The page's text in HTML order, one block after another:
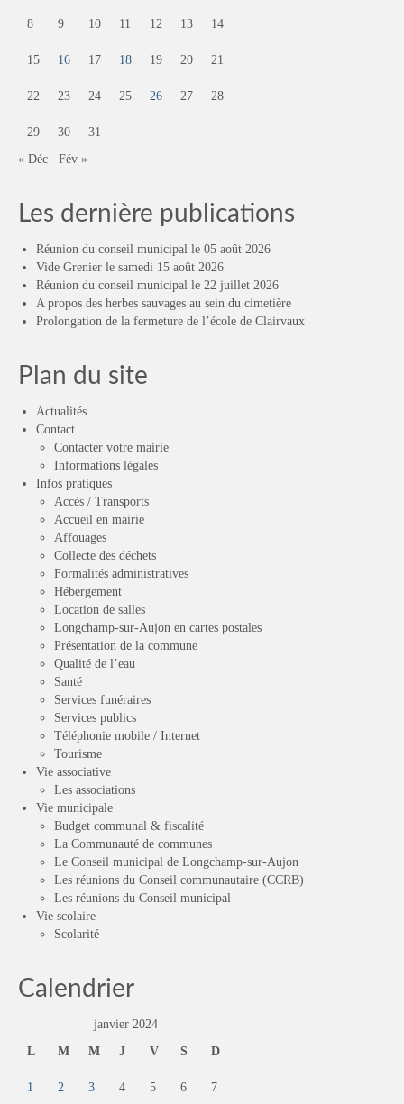
8 9 10 11 12 13 14
15 16 17 18 19 20 21
22 23 24 25 26 27 28
29 30
31
« Déc
Fév »
Les dernière publications
Réunion du conseil municipal le 05 août 2026
Vide Grenier le samedi 15 août 2026
Réunion du conseil municipal le 22 juillet 2026
A propos des herbes sauvages au sein du cimetière
Prolongation de la fermeture de l’école de Clairvaux
Plan du site
Actualités
Contact
Contacter votre mairie
Informations légales
Infos pratiques
Accès / Transports
Accueil en mairie
Affouages
Collecte des déchets
Formalités administratives
Hébergement
Location de salles
Longchamp-sur-Aujon en cartes postales
Présentation de la commune
Qualité de l’eau
Santé
Services funéraires
Services publics
Téléphonie mobile / Internet
Tourisme
Vie associative
Les associations
Vie municipale
Budget communal & fiscalité
La Communauté de communes
Le Conseil municipal de Longchamp-sur-Aujon
Les réunions du Conseil communautaire (CCRB)
Les réunions du Conseil municipal
Vie scolaire
Scolarité
Calendrier
janvier 2024
L
M M J V S D
1 2 3 4 5 6 7